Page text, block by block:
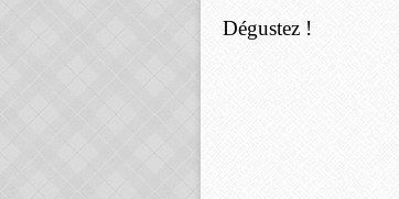
Dégustez !